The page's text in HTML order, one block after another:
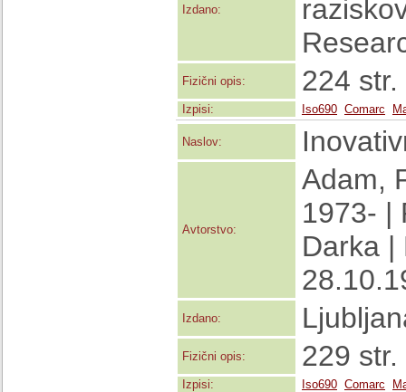
Izdano:
Fizični opis: 224
Izpisi: Iso690 Comarc
Naslov:
Avtorstvo:
Adam,
1973- |
Darka |
Izdano:
Fizični opis: 229
Izpisi: Iso690 Comarc